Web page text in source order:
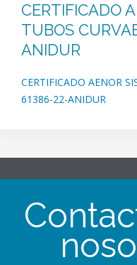
CERTIFICADO
TUBOS
ANIDUR
CERTIFICADO AENOR
61386-22-ANIDUR